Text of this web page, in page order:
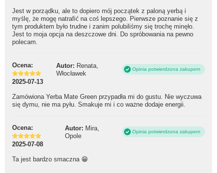
Jest w porządku, ale to dopiero mój początek z paloną yerbą i
myślę, że mogę natrafić na coś lepszego. Pierwsze poznanie się z
tym produktem było trudne i zanim polubiliśmy się trochę minęło.
Jest to moja opcja na deszczowe dni. Do spróbowania na pewno
polecam.
Ocena: Autor: Renata,
Włocławek
Opinia potwierdzona zakupem
2025-07-13
Zamówiona Yerba Mate Green przypadła mi do gustu. Nie wyczuwa
się dymu, nie ma pyłu. Smakuje mi i co ważne dodaje energii.
Ocena: Autor: Mira,
Opole
Opinia potwierdzona zakupem
2025-07-08
Ta jest bardzo smaczna 😁